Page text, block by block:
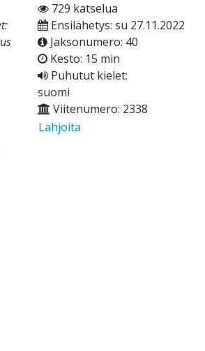
729 katselua
Ensilähetys: su 27.11.2022
Jaksonumero: 40
Kesto: 15 min
Puhutut kielet:
suomi
Viitenumero: 2338
Lahjoita